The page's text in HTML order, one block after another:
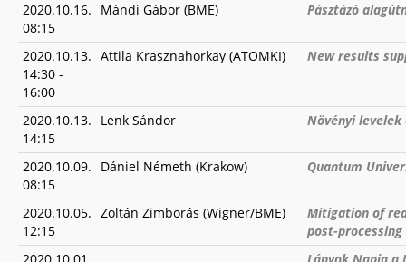
2020.10.16.
08:15
Mándi Gábor (BME) Pásztázó
2020.10.13.
14:30 -
16:00
Attila Krasznahorkay (ATOMKI) New results
2020.10.13.
14:15
Lenk Sándor Növényi levelek
2020.10.09.
08:15
Dániel Németh (Krakow) Quantum
2020.10.05.
12:15
Zoltán Zimborás (Wigner/BME)
Mitigation of
post-